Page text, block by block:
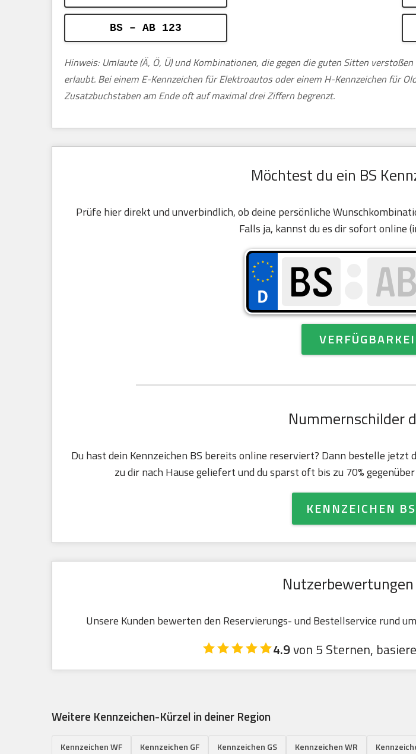
BS – AB 123
Hinweis: Umlaute (Ä, Ö, Ü) und Kombinationen, die gegen die guten Sitten
erlaubt. Bei einem E-Kennzeichen für Elektroautos oder einem H-Kennzeichen für
Zusatzbuchstaben am Ende oft auf maximal drei Ziffern begrenzt.
Möchtest du ein BS
Prüfe hier direkt und unverbindlich, ob deine persönliche
Falls ja, kannst du es dir sofort online
Nummernschilder
Du hast dein Kennzeichen BS bereits online reserviert? Dann bestelle
zu dir nach Hause geliefert und du sparst oft bis zu 70%
KENNZEICHEN
Unsere Kunden bewerten den Reservierungs- und Bestellservice rund
4.9von 5 Sternen,
Weitere Kennzeichen-Kürzel in deiner Region
Kennzeichen WF Kennzeichen GF Kennzeichen GS Kennzeichen WR